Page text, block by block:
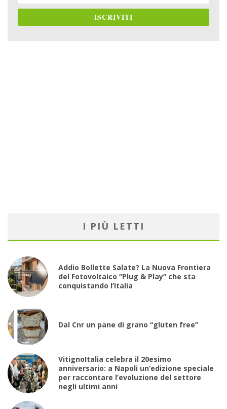
ISCRIVITI
I PIÙ LETTI
Addio Bollette Salate? La Nuova Frontiera
del Fotovoltaico “Plug & Play” che sta
conquistando l’Italia
Dal Cnr un pane di grano “gluten free”
VitignoItalia celebra il 20esimo
anniversario: a Napoli un’edizione speciale
per raccontare l’evoluzione del settore
negli ultimi anni